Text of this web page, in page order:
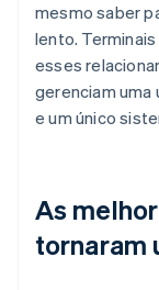
mesmo saber
lento.
esses
gerenciam uma
e um único
As
tornaram